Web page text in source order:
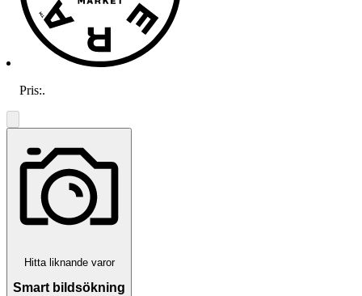
Pris:.
Hitta liknande varor
Smart bildsökning